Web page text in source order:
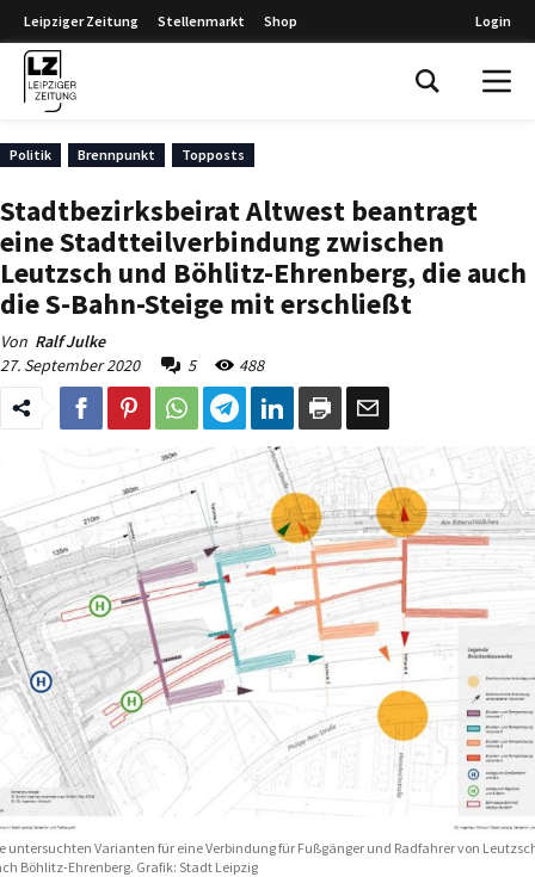
Leipziger Zeitung Stellenmarkt Shop Login
Politik Brennpunkt Topposts
Stadtbezirksbeirat Altwest beantragt
eine Stadtteilverbindung zwischen
Leutzsch und Böhlitz-Ehrenberg, die auch
die S-Bahn-Steige mit erschließt
Von Ralf Julke
27. September 2020
5 488
untersuchten Varianten für eine Verbindung für Fußgänger und Radfahrer von
Böhlitz-Ehrenberg. Grafik: Stadt Leipzig